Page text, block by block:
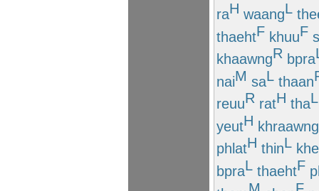
raH waangL
thaehtF khuuF
khaawngR bpra
naiM saL thaan
reuuR ratH thaL
yeutH khraawng
phlatH thinL
bpraL thaehtF